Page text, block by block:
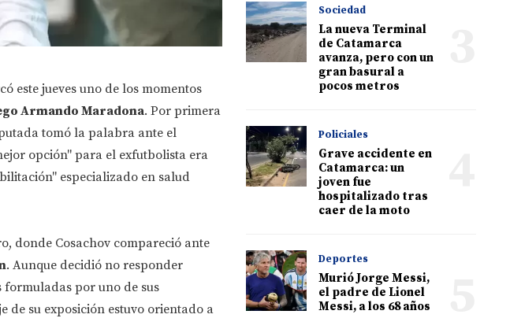
este jueves uno de los momentos
Armando Maradona. Por primera
tomó la palabra ante el
opción" para el exfutbolista era
especializado en salud
donde Cosachov compareció ante
. Aunque decidió no responder
formuladas por uno de sus
de su exposición estuvo orientado a
Sociedad
La nueva Terminal
de Catamarca
avanza, pero con un
gran basural a
pocos metros
Policiales
Grave accidente en
Catamarca: un
joven fue
hospitalizado tras
caer de la moto
Deportes
Murió Jorge Messi,
el padre de Lionel
Messi, a los 68 años